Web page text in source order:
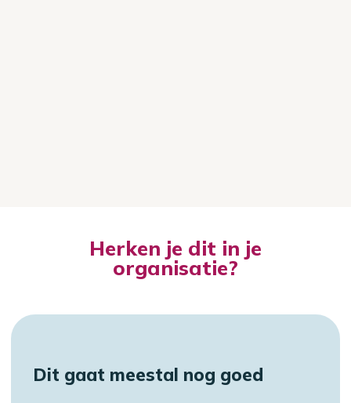
Herken je dit in je
organisatie?
Dit gaat meestal nog goed